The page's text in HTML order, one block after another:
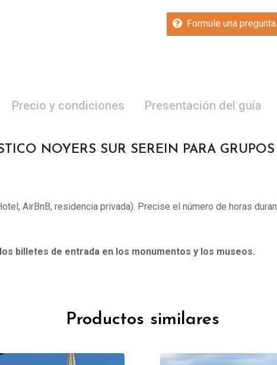
Formule una pregunta
Precio y condiciones Presentación del guía
NOYERS SUR SEREIN PARA
AirBnB, residencia privada). Precise el número de horas
billetes de entrada en los monumentos y los museos.
Productos similares